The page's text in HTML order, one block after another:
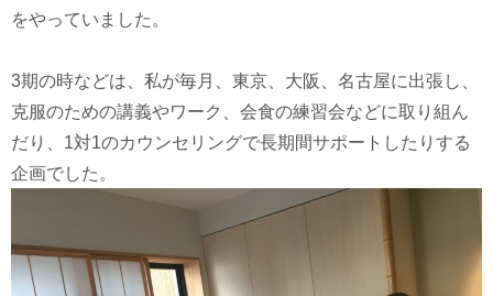
をやっていました。
3期の時などは、私が毎月、東京、大阪、名古屋に出張し、
克服のための講義やワーク、会食の練習会などに取り組ん
だり、1対1のカウンセリングで長期間サポートしたりする
企画でした。